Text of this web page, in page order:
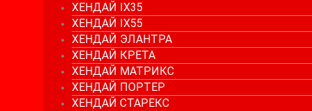
ХЕНДАЙ IX35
ХЕНДАЙ IX55
ХЕНДАЙ ЭЛАНТРА
ХЕНДАЙ КРЕТА
ХЕНДАЙ МАТРИКС
ХЕНДАЙ ПОРТЕР
ХЕНДАЙ СТАРЕКС